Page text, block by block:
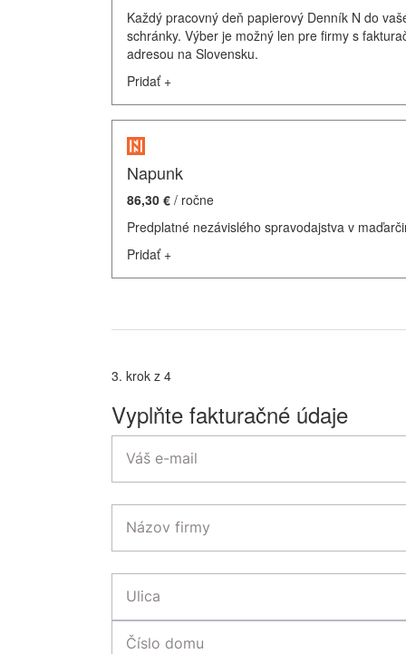
Každý pracovný deň papierový Denník N do
schránky. Výber je možný len pre firmy s
adresou na Slovensku.
Pridať +
Napunk
86,30 € / ročne
Predplatné nezávislého spravodajstva v
Pridať +
3. krok z 4
Vyplňte fakturačné údaje
Váš e-mail
Názov firmy
Ulica
Číslo domu